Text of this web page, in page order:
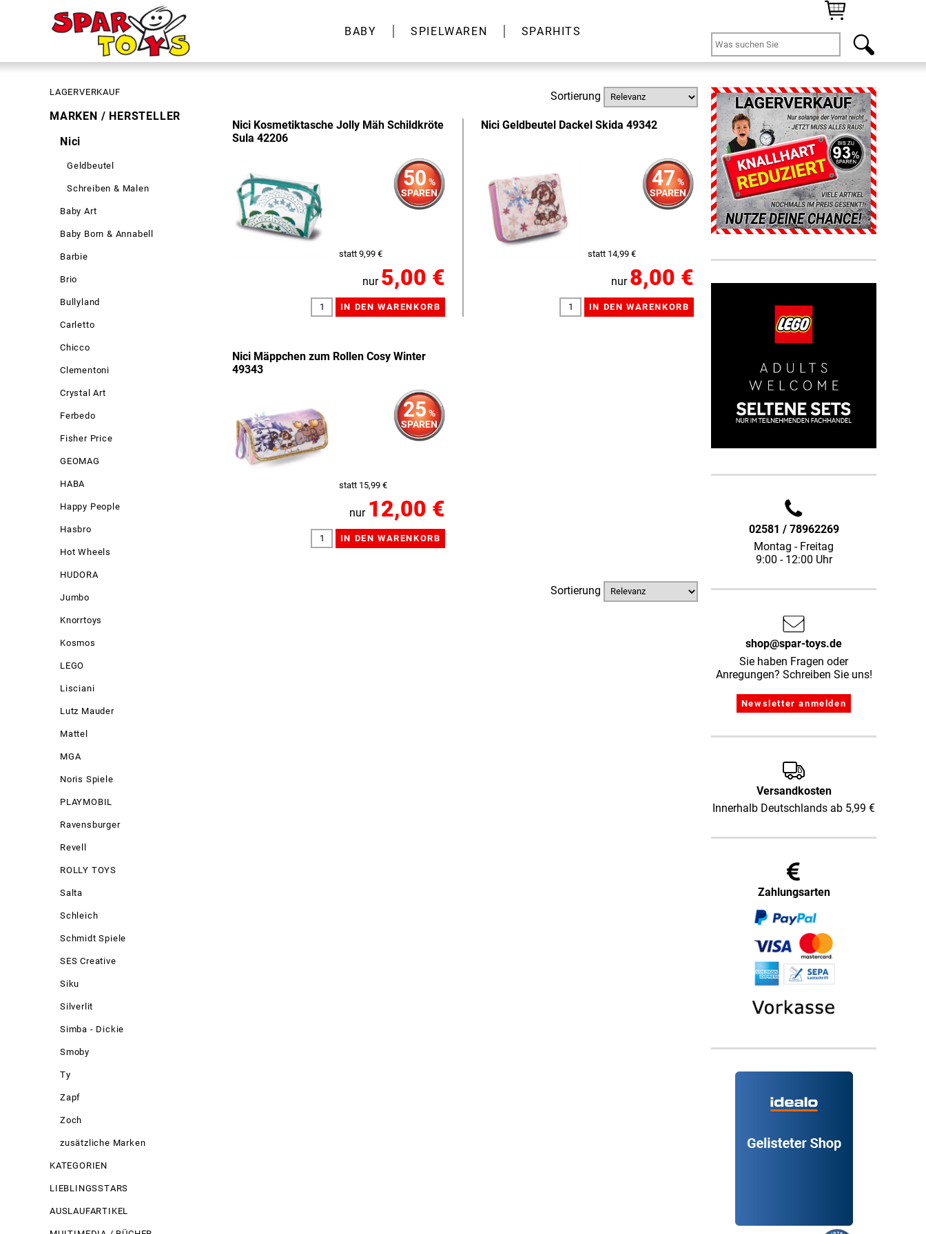
BABY SPIELWAREN SPARHITS
LAGERVERKAUF
MARKEN / HERSTELLER
Nici
Geldbeutel
Schreiben & Malen
Baby Art
Baby Born & Annabell
Barbie
Brio
Bullyland
Carletto
Chicco
Clementoni
Crystal Art
Ferbedo
Fisher Price
GEOMAG
HABA
Happy People
Hasbro
Hot Wheels
HUDORA
Jumbo
Knorrtoys
Kosmos
LEGO
Lisciani
Lutz Mauder
Mattel
MGA
Noris Spiele
PLAYMOBIL
Ravensburger
Revell
ROLLY TOYS
Salta
Schleich
Schmidt Spiele
SES Creative
Siku
Silverlit
Simba - Dickie
Smoby
Ty
Zapf
Zoch
zusätzliche Marken
KATEGORIEN
LIEBLINGSSTARS
AUSLAUFARTIKEL
Sortierung
Nici Kosmetiktasche Jolly Mäh Schildkröte
Sula 42206
50 %
SPAREN
statt 9,99 €
nur 5,00 €
Nici Geldbeutel Dackel Skida 49342
47 %
SPAREN
statt 14,99 €
nur 8,00 €
Nici Mäppchen zum Rollen Cosy Winter
49343
25 %
SPAREN
statt 15,99 €
nur 12,00 €
Sortierung
02581 / 78962269
Montag - Freitag
9:00 - 12:00 Uhr
shop@spar-toys.de
Sie haben Fragen oder
Anregungen? Schreiben Sie uns!
Versandkosten
Innerhalb Deutschlands ab 5,99 €
Zahlungsarten